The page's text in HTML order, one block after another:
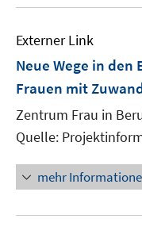
Externer Link
Neue Wege in
Frauen mit
Zentrum Frau in
Quelle:
mehr